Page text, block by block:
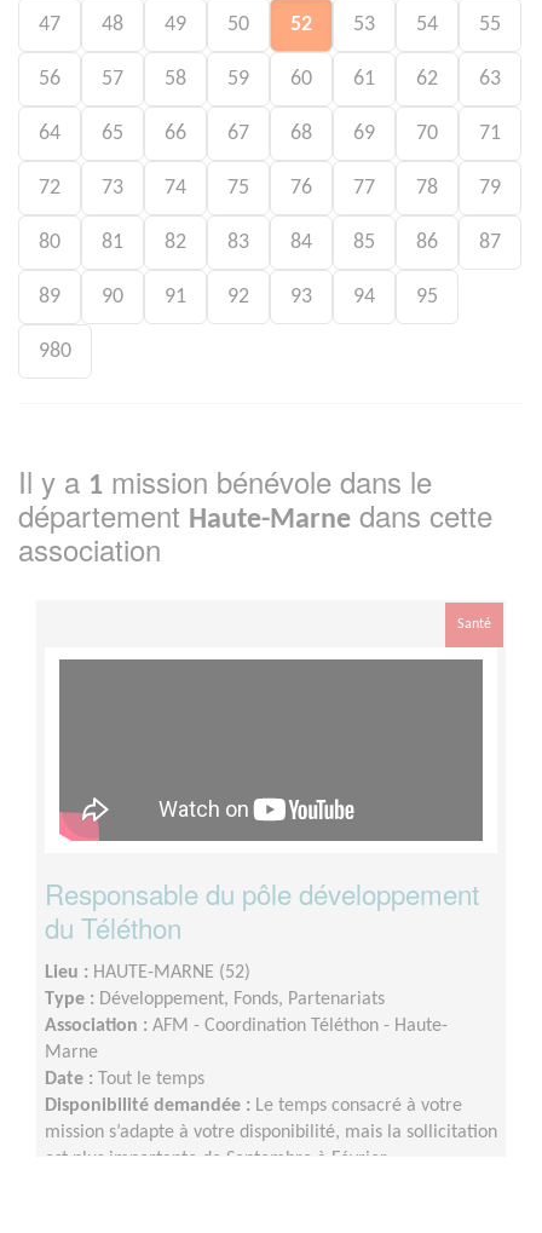
47 48 49 50 52 53 54 55
56 57 58 59 60 61 62 63
64 65 66 67 68 69 70 71
72 73 74 75 76 77 78 79
80 81 82 83 84 85 86 87
89 90 91 92 93 94 95
980
Il y a 1 mission bénévole dans le
département Haute-Marne dans cette
association
Santé
Responsable du pôle développement
du Téléthon
Lieu : HAUTE-MARNE (52)
Type : Développement, Fonds, Partenariats
Association : AFM - Coordination Téléthon - Haute-
Marne
Date :
Tout le temps
Disponibilité demandée : Le temps consacré à votre
mission s’adapte à votre disponibilité, mais la sollicitation
est plus importante de Septembre à Février